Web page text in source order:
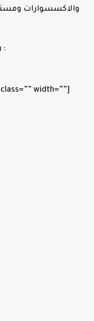
والاكسسوارات
رابط موقعه على خريطة جوجل :
width=””]